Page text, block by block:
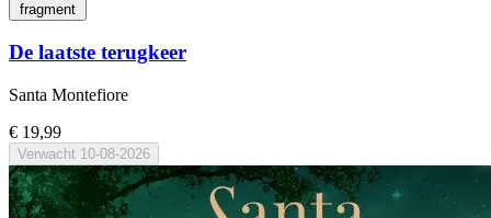
fragment
De laatste terugkeer
Santa Montefiore
€ 19,99
Verwacht 10-08-2026